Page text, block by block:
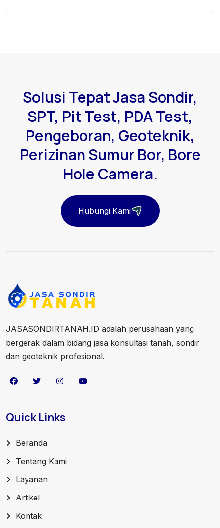
Solusi Tepat Jasa Sondir,
SPT, Pit Test, PDA Test,
Pengeboran, Geoteknik,
Perizinan Sumur Bor, Bore
Hole Camera.
Hubungi Kami
JASASONDIRTANAH.ID adalah perusahaan yang
bergerak dalam bidang jasa konsultasi tanah, sondir
dan geoteknik profesional.
Quick Links
Beranda
Tentang Kami
Layanan
Artikel
Kontak